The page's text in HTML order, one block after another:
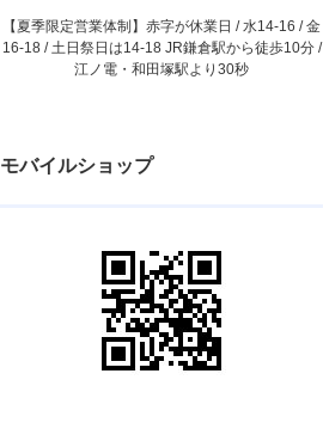
【夏季限定営業体制】赤字が休業日 / 水14-16 / 金
16-18 / 土日祭日は14-18 JR鎌倉駅から徒歩10分 /
江ノ電・和田塚駅より30秒
モバイルショップ